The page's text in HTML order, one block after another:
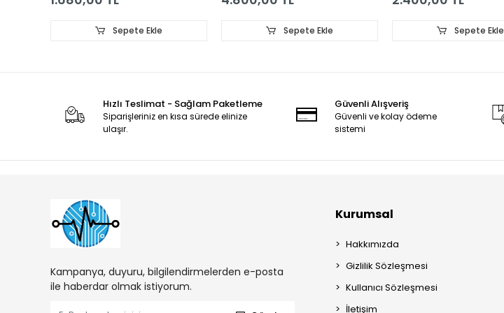
Sepete Ekle Sepete Ekle Sepete Ekle
Hızlı Teslimat - Sağlam Paketleme
Siparişleriniz en kısa sürede elinize
ulaşır.
Güvenli Alışveriş
Güvenli ve kolay ödeme
sistemi
Kampanya, duyuru, bilgilendirmelerden e-posta
ile haberdar olmak istiyorum.
Kurumsal
Hakkımızda
Gizlilik Sözleşmesi
Kullanıcı Sözleşmesi
İletişim